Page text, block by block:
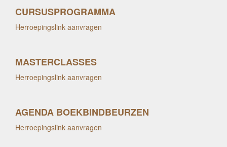
CURSUSPROGRAMMA
Herroepingslink aanvragen
MASTERCLASSES
Herroepingslink aanvragen
AGENDA BOEKBINDBEURZEN
Herroepingslink aanvragen